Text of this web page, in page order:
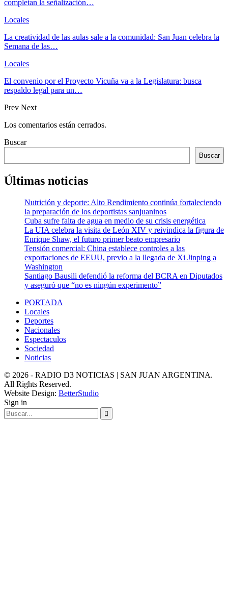
completan la señalización…
Locales
La creatividad de las aulas sale a la comunidad: San Juan celebra la
Semana de las…
Locales
El convenio por el Proyecto Vicuña va a la Legislatura: busca
respaldo legal para un…
Prev Next
Los comentarios están cerrados.
Buscar
Buscar
Últimas noticias
Nutrición y deporte: Alto Rendimiento continúa fortaleciendo
la preparación de los deportistas sanjuaninos
Cuba sufre falta de agua en medio de su crisis energética
La UIA celebra la visita de León XIV y reivindica la figura de
Enrique Shaw, el futuro primer beato empresario
Tensión comercial: China establece controles a las
exportaciones de EEUU, previo a la llegada de Xi Jinping a
Washington
Santiago Bausili defendió la reforma del BCRA en Diputados
y aseguró que “no es ningún experimento”
PORTADA
Locales
Deportes
Nacionales
Espectaculos
Sociedad
Noticias
© 2026 - RADIO D3 NOTICIAS | SAN JUAN ARGENTINA.
All Rights Reserved.
Website Design: BetterStudio
Sign in